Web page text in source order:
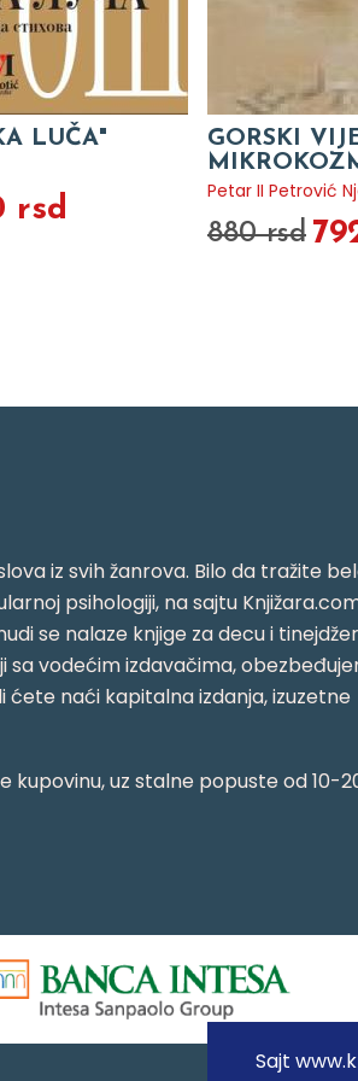
Sajt
LUČA"
rsd
GORSKI
Petar II Petrović
880 rsd
iz svih žanrova. Bilo da tražite
psihologiji, na sajtu
se nalaze knjige za decu i
sa vodećim izdavačima,
ćete naći kapitalna izdanja, izuzetne
uz stalne popuste od 10-